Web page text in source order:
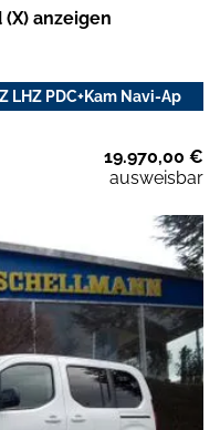
anzeigen
LHZ PDC+Kam Navi-Ap
19.970,00 €
ausweisbar